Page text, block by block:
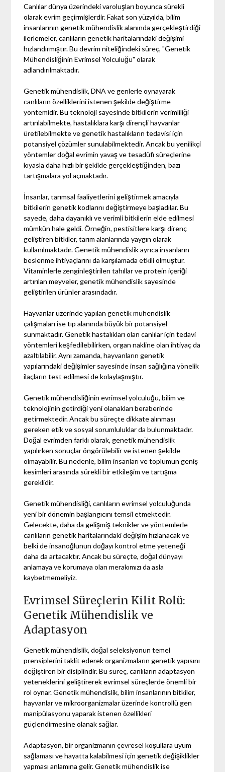
Canlılar dünya üzerindeki varoluşları boyunca sürekli
olarak evrim geçirmişlerdir. Fakat son yüzyılda, bilim
insanlarının genetik mühendislik alanında gerçekleştirdiği
ilerlemeler, canlıların genetik haritalarındaki değişimi
hızlandırmıştır. Bu devrim niteliğindeki süreç, "Genetik
Mühendisliğinin Evrimsel Yolculuğu" olarak
adlandırılmaktadır.
Genetik mühendislik, DNA ve genlerle oynayarak
canlıların özelliklerini istenen şekilde değiştirme
yöntemidir. Bu teknoloji sayesinde bitkilerin verimliliği
artırılabilmekte, hastalıklara karşı dirençli hayvanlar
üretilebilmekte ve genetik hastalıkların tedavisi için
potansiyel çözümler sunulabilmektedir. Ancak bu yenilikçi
yöntemler doğal evrimin yavaş ve tesadüfi süreçlerine
kıyasla daha hızlı bir şekilde gerçekleştiğinden, bazı
tartışmalara yol açmaktadır.
İnsanlar, tarımsal faaliyetlerini geliştirmek amacıyla
bitkilerin genetik kodlarını değiştirmeye başladılar. Bu
sayede, daha dayanıklı ve verimli bitkilerin elde edilmesi
mümkün hale geldi. Örneğin, pestisitlere karşı direnç
geliştiren bitkiler, tarım alanlarında yaygın olarak
kullanılmaktadır. Genetik mühendislik ayrıca insanların
beslenme ihtiyaçlarını da karşılamada etkili olmuştur.
Vitaminlerle zenginleştirilen tahıllar ve protein içeriği
artırılan meyveler, genetik mühendislik sayesinde
geliştirilen ürünler arasındadır.
Hayvanlar üzerinde yapılan genetik mühendislik
çalışmaları ise tıp alanında büyük bir potansiyel
sunmaktadır. Genetik hastalıkları olan canlılar için tedavi
yöntemleri keşfedilebilirken, organ nakline olan ihtiyaç da
azaltılabilir. Aynı zamanda, hayvanların genetik
yapılarındaki değişimler sayesinde insan sağlığına yönelik
ilaçların test edilmesi de kolaylaşmıştır.
Genetik mühendisliğinin evrimsel yolculuğu, bilim ve
teknolojinin getirdiği yeni olanakları beraberinde
getirmektedir. Ancak bu süreçte dikkate alınması
gereken etik ve sosyal sorumluluklar da bulunmaktadır.
Doğal evrimden farklı olarak, genetik mühendislik
yapılırken sonuçlar öngörülebilir ve istenen şekilde
olmayabilir. Bu nedenle, bilim insanları ve toplumun geniş
kesimleri arasında sürekli bir etkileşim ve tartışma
gereklidir.
Genetik mühendisliği, canlıların evrimsel yolculuğunda
yeni bir dönemin başlangıcını temsil etmektedir.
Gelecekte, daha da gelişmiş teknikler ve yöntemlerle
canlıların genetik haritalarındaki değişim hızlanacak ve
belki de insanoğlunun doğayı kontrol etme yeteneği
daha da artacaktır. Ancak bu süreçte, doğal dünyayı
anlamaya ve korumaya olan merakımızı da asla
kaybetmemeliyiz.
Evrimsel Süreçlerin Kilit Rolü:
Genetik Mühendislik ve
Adaptasyon
Genetik mühendislik, doğal seleksiyonun temel
prensiplerini taklit ederek organizmaların genetik yapısını
değiştiren bir disiplindir. Bu süreç, canlıların adaptasyon
yeteneklerini geliştirerek evrimsel süreçlerde önemli bir
rol oynar. Genetik mühendislik, bilim insanlarının bitkiler,
hayvanlar ve mikroorganizmalar üzerinde kontrollü gen
manipülasyonu yaparak istenen özellikleri
güçlendirmesine olanak sağlar.
Adaptasyon, bir organizmanın çevresel koşullara uyum
sağlaması ve hayatta kalabilmesi için genetik değişiklikler
yapması anlamına gelir. Genetik mühendislik ise